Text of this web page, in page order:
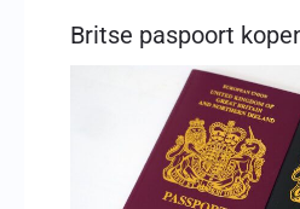
Britse paspoort